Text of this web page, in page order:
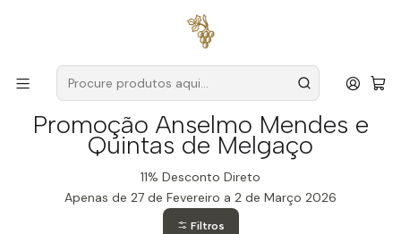
para encomendas a partir de
Promoção Anselmo Mendes e Quintas de Melgaço
Promoção Anselmo Mendes e
Quintas de Melgaço
11% Desconto Direto
Apenas de 27 de Fevereiro a 2 de Março 2026
Filtros